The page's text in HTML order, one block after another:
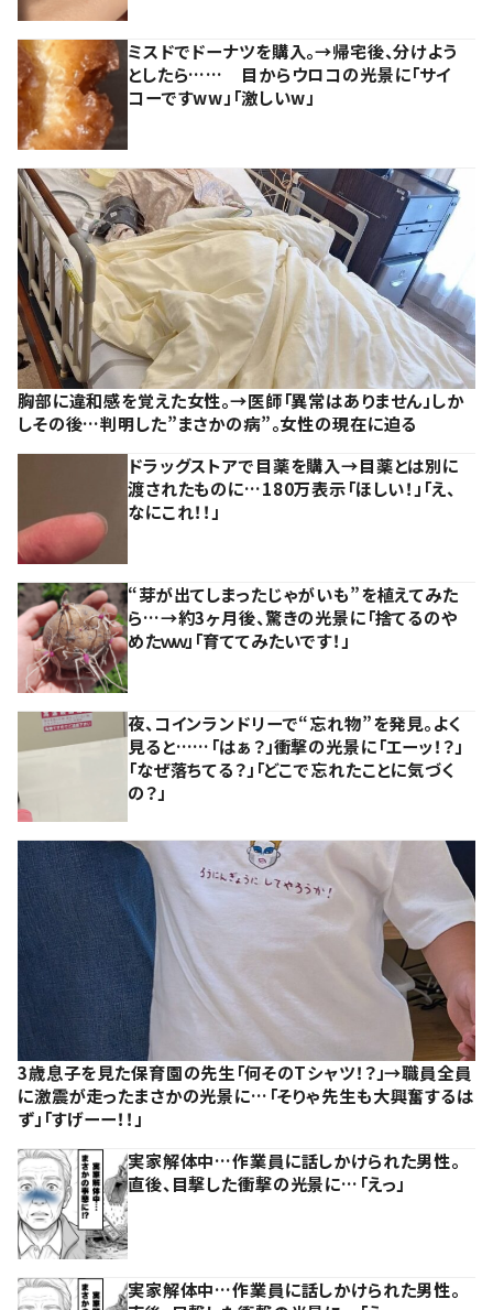
ミスドでドーナツを購入。→帰宅後、分けよう
としたら…… 目からウロコの光景に「サイ
コーですww」「激しいw」
胸部に違和感を覚えた女性。→医師「異常はありません」しか
しその後…判明した”まさかの病”。女性の現在に迫る
ドラッグストアで目薬を購入→目薬とは別に
渡されたものに…180万表示「ほしい！」「え、
なにこれ！！」
“芽が出てしまったじゃがいも”を植えてみた
ら…→約3ヶ月後、驚きの光景に「捨てるのや
めたｗｗ」「育ててみたいです！」
夜、コインランドリーで“忘れ物”を発見。よく
見ると……「はぁ？」衝撃の光景に「エーッ！？」
「なぜ落ちてる？」「どこで忘れたことに気づく
の？」
3歳息子を見た保育園の先生「何そのTシャツ！？」→職員全員
に激震が走ったまさかの光景に…「そりゃ先生も大興奮するは
ず」「すげーー！！」
実家解体中…作業員に話しかけられた男性。
直後、目撃した衝撃の光景に…「えっ」
実家解体中…作業員に話しかけられた男性。